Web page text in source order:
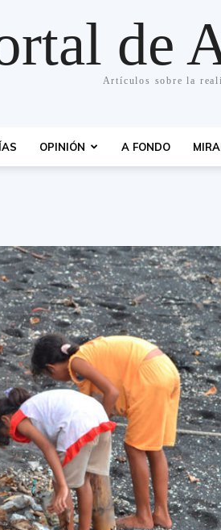
de
Artículos sobre la
OPINIÓN A FONDO